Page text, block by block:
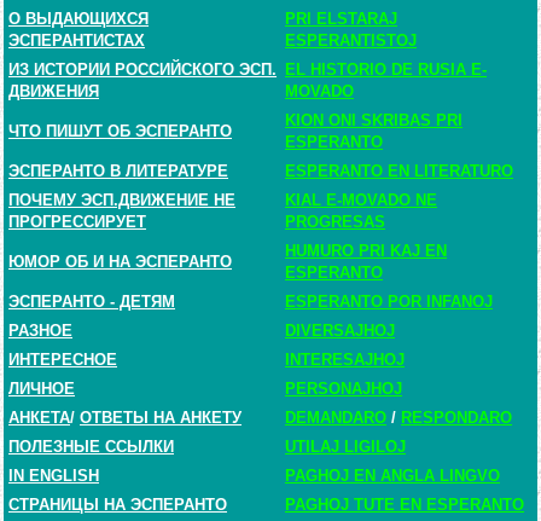
О ВЫДАЮЩИХСЯ
ЭСПЕРАНТИСТАХ
PRI ELSTARAJ
ESPERANTISTOJ
ИЗ ИСТОРИИ РОССИЙСКОГО ЭСП.
ДВИЖЕНИЯ
EL HISTORIO DE RUSIA E-
MOVADO
ЧТО ПИШУТ ОБ ЭСПЕРАНТО
KION ONI SKRIBAS PRI
ESPERANTO
ЭСПЕРАНТО В ЛИТЕРАТУРЕ
ESPERANTO EN LITERATURO
ПОЧЕМУ ЭСП.ДВИЖЕНИЕ НЕ
ПРОГРЕССИРУЕТ
KIAL E-MOVADO NE
PROGRESAS
ЮМОР ОБ И НА ЭСПЕРАНТО
HUMURO PRI KAJ EN
ESPERANTO
ЭСПЕРАНТО - ДЕТЯМ
ESPERANTO POR INFANOJ
РАЗНОЕ
DIVERSAJHOJ
ИНТЕРЕСНОЕ
INTERESAJHOJ
ЛИЧНОЕ
PERSONAJHOJ
АНКЕТА/ ОТВЕТЫ НА АНКЕТУ DEMANDARO / RESPONDARO
ПОЛЕЗНЫЕ ССЫЛКИ
UTILAJ LIGILOJ
IN ENGLISH
PAGHOJ EN ANGLA LINGVO
СТРАНИЦЫ НА ЭСПЕРАНТО
PAGHOJ TUTE EN ESPERANTO